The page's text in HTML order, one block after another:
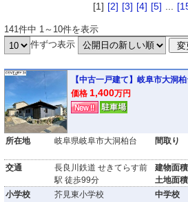
141件中 1～10件を表示
[1] [2] [3] [4] [5]
件ずつ表示
【中古一戸建て】岐阜市大洞
価格 1,400万円
所在地 岐阜県岐阜市大洞柏台 間取り
交通
長良川鉄道 せきてらす前
駅 徒歩99分
建物面積
土地面積
小学校 芥見東小学校 中学校